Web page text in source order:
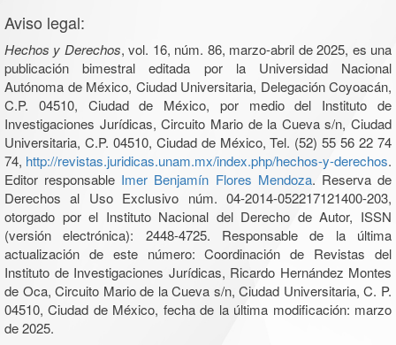
Aviso legal:
Hechos y Derechos, vol. 16, núm. 86, marzo-abril de 2025, es una
publicación bimestral editada por la Universidad Nacional
Autónoma de México, Ciudad Universitaria, Delegación Coyoacán,
C.P. 04510, Ciudad de México, por medio del Instituto de
Investigaciones Jurídicas, Circuito Mario de la Cueva s/n, Ciudad
Universitaria, C.P. 04510, Ciudad de México, Tel. (52) 55 56 22 74
74, http://revistas.juridicas.unam.mx/index.php/hechos-y-derechos.
Editor responsable Imer Benjamín Flores Mendoza. Reserva de
Derechos al Uso Exclusivo núm. 04-2014-052217121400-203,
otorgado por el Instituto Nacional del Derecho de Autor, ISSN
(versión electrónica): 2448-4725. Responsable de la última
actualización de este número: Coordinación de Revistas del
Instituto de Investigaciones Jurídicas, Ricardo Hernández Montes
de Oca, Circuito Mario de la Cueva s/n, Ciudad Universitaria, C. P.
04510, Ciudad de México, fecha de la última modificación: marzo
de 2025.